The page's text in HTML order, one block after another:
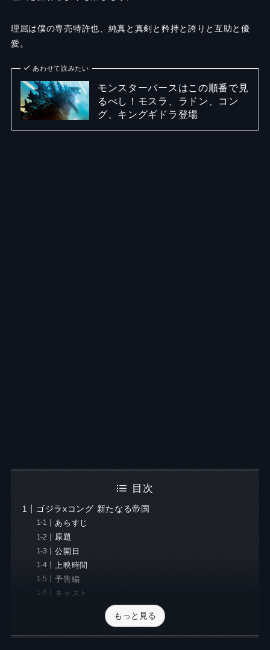
理屈は僕の専売特許也、純真と真剣と矜持と誇りと互助と優
愛。
あわせて読みたい
モンスターバースはこの順番で見
るべし！モスラ、ラドン、コン
グ、キングギドラ登場
目次
ゴジラxコング 新たなる帝国
あらすじ
原題
公開日
上映時間
予告編
キャスト
もっと見る